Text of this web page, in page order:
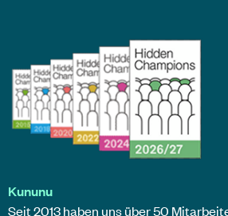
Kununu
Seit 2013 haben uns über 50